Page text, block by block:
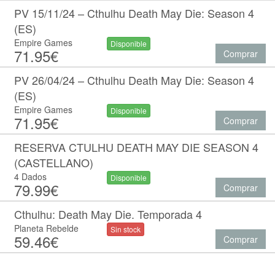
PV 15/11/24 – Cthulhu Death May Die: Season 4
(ES)
Empire Games
71.95€
Disponible
Comprar
PV 26/04/24 – Cthulhu Death May Die: Season 4
(ES)
Empire Games
71.95€
Disponible
Comprar
RESERVA CTULHU DEATH MAY DIE SEASON 4
(CASTELLANO)
4 Dados
79.99€
Disponible
Comprar
Cthulhu: Death May Die. Temporada 4
Planeta Rebelde
59.46€
Sin stock
Comprar